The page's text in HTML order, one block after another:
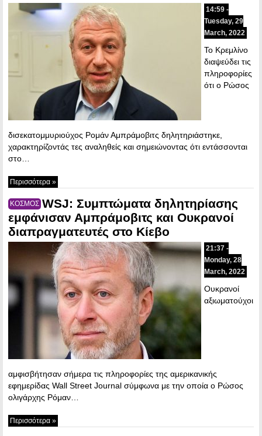
14:59 -
Tuesday, 29
March, 2022
Το Κρεμλίνο
διαψεύδει τις
πληροφορίες
ότι ο Ρώσος
δισεκατομμυριούχος Ρομάν Αμπράμοβιτς δηλητηριάστηκε,
χαρακτηρίζοντάς τες αναληθείς και σημειώνοντας ότι εντάσσονται
στο…
Περισσότερα »
ΚΟΣΜΟΣ WSJ: Συμπτώματα δηλητηρίασης
εμφάνισαν Αμπράμοβιτς και Ουκρανοί
διαπραγματευτές στο Κίεβο
21:37 -
Monday, 28
March, 2022
Ουκρανοί
αξιωματούχοι
αμφισβήτησαν σήμερα τις πληροφορίες της αμερικανικής
εφημερίδας Wall Street Journal σύμφωνα με την οποία ο Ρώσος
ολιγάρχης Ρόμαν…
Περισσότερα »